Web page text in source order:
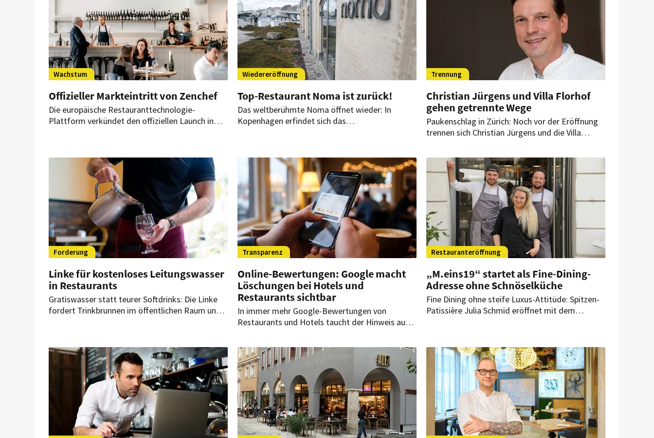
Wachstum
Offizieller Markteintritt von Zenchef
Die europäische Restauranttechnologie-
Plattform verkündet den offiziellen Launch in
Wiedereröffnung
Top-Restaurant Noma ist zurück!
Das weltberühmte Noma öffnet wieder: In
Kopenhagen erfindet sich das
Trennung
Christian Jürgens und Villa Florhof
gehen getrennte Wege
Paukenschlag in Zürich: Noch vor der Eröffnung
trennen sich Christian Jürgens und die Villa
geplanten Starttermin fest.
Forderung
Linke für kostenloses Leitungswasser
in Restaurants
Gratiswasser statt teurer Softdrinks: Die Linke
fordert Trinkbrunnen im öffentlichen Raum und
Transparenz
Online-Bewertungen: Google macht
Löschungen bei Hotels und
Restaurants sichtbar
In immer mehr Google-Bewertungen von
Restaurants und Hotels taucht der Hinweis auf:
Diffamierung entfernt. Was steckt dahinter?
Restauranteröffnung
„M.eins19“ startet als Fine-Dining-
Adresse ohne Schnöselküche
Fine Dining ohne steife Luxus-Attitüde: Spitzen-
Patissière Julia Schmid eröffnet mit dem
Events.